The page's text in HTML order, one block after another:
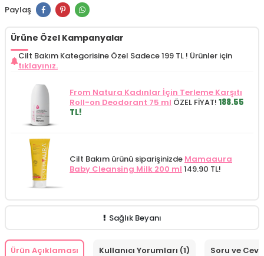
Paylaş
Ürüne Özel Kampanyalar
Cilt Bakım Kategorisine Özel Sadece 199 TL ! Ürünler için
tıklayınız.
From Natura Kadınlar İçin Terleme Karşıtı
Roll-on Deodorant 75 ml ÖZEL FİYAT! 188.55
TL!
Cilt Bakım ürünü siparişinizde Mamaaura
Baby Cleansing Milk 200 ml 149.90 TL!
Sağlık Beyanı
Ürün Açıklaması Kullanıcı Yorumları (1) Soru ve